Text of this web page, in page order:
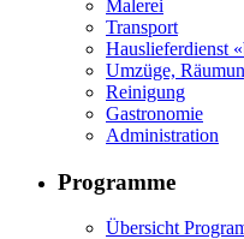
Malerei
Transport
Hauslieferdienst
Umzüge,
Reinigung
Gastronomie
Administration
Programme
Übersicht